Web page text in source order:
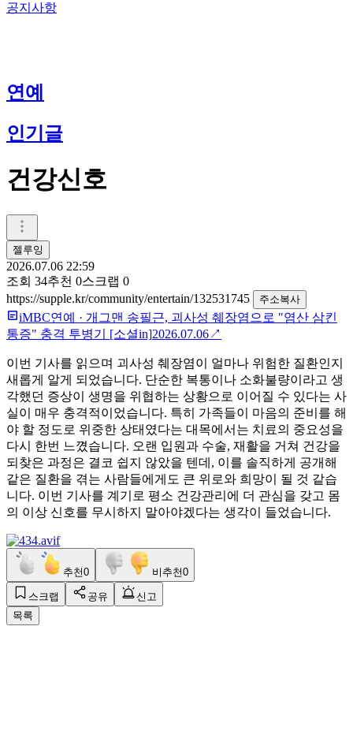
공지사항
연예
인기글
건강신호
젤루잉
2026.07.06 22:59
조회 34추천 0스크랩 0
https://supple.kr/community/entertain/132531745
주소복사
iMBC연예 · 개그맨 송필근, 괴사성 췌장염으로 "염산 삼킨
통증" 충격 투병기 [소셜in]2026.07.06↗
이번 기사를 읽으며 괴사성 췌장염이 얼마나 위험한 질환인지
새롭게 알게 되었습니다. 단순한 복통이나 소화불량이라고 생
각했던 증상이 생명을 위협하는 상황으로 이어질 수 있다는 사
실이 매우 충격적이었습니다. 특히 가족들이 마음의 준비를 해
야 할 정도로 위중한 상태였다는 대목에서는 치료의 중요성을
다시 한번 느꼈습니다. 오랜 입원과 수술, 재활을 거쳐 건강을
되찾은 과정은 결코 쉽지 않았을 텐데, 이를 솔직하게 공개해
같은 질환을 겪는 사람들에게도 큰 위로와 희망이 될 것 같습
니다. 이번 기사를 계기로 평소 건강관리에 더 관심을 갖고 몸
의 이상 신호를 무시하지 말아야겠다는 생각이 들었습니다.
추천0 비추천0
스크랩 공유
신고
목록